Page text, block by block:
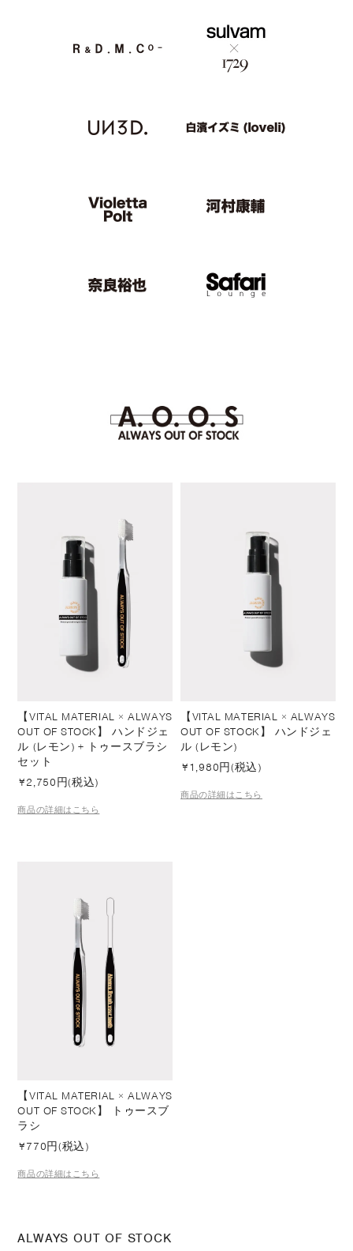
【VITAL MATERIAL × ALWAYS
OUT OF STOCK】 ハンドジェ
ル (レモン) + トゥースブラシ
セット
¥2,750円(税込)
商品の詳細はこちら
【VITAL MATERIAL × ALWAYS
OUT OF STOCK】 ハンドジェ
ル (レモン)
¥1,980円(税込)
商品の詳細はこちら
【VITAL MATERIAL × ALWAYS
OUT OF STOCK】 トゥースブ
ラシ
¥770円(税込)
商品の詳細はこちら
ALWAYS OUT OF STOCK